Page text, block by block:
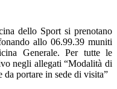
dello Sport si prenotano
allo 06.99.39 muniti
Generale. Per tutte le
negli allegati “Modalità di
da portare in sede di visita”